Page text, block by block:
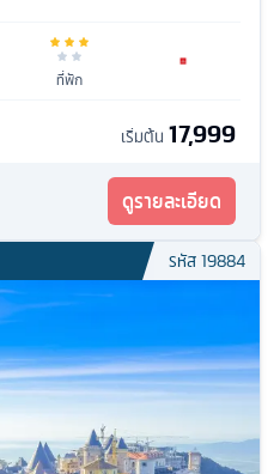
ที่พัก
เริ่มต้น 17,999
ดูรายละเอียด
รหัส19884